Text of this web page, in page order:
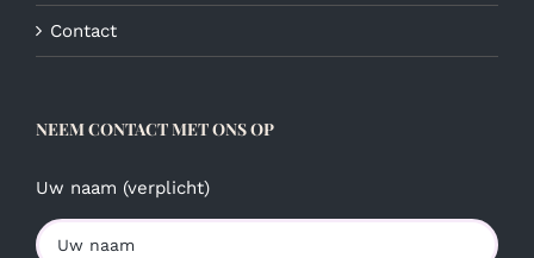
Contact
NEEM CONTACT MET ONS OP
Uw naam (verplicht)